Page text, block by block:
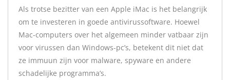
Als trotse bezitter van een Apple iMac is het belangrijk
om te investeren in goede antivirussoftware. Hoewel
Mac-computers over het algemeen minder vatbaar zijn
voor virussen dan Windows-pc’s, betekent dit niet dat
ze immuun zijn voor malware, spyware en andere
schadelijke programma’s.